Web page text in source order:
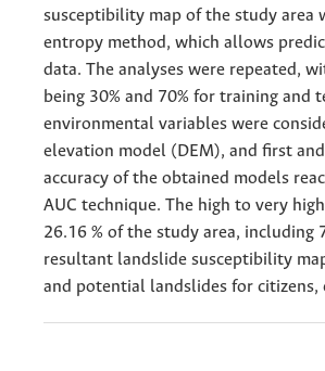
susceptibility map of the study area
entropy method, which allows
data. The analyses were repeated,
being 30% and 70% for training and
environmental variables were
elevation model (DEM), and first
accuracy of the obtained models
AUC technique. The high to very
26.16 % of the study area, including
resultant landslide susceptibility
and potential landslides for citizens,